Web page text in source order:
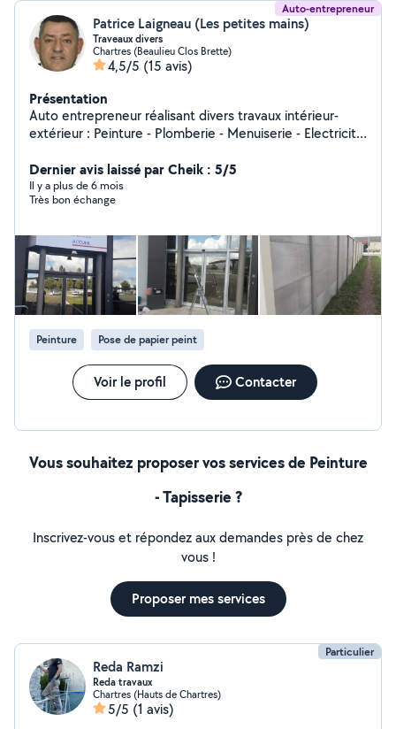
Auto-entrepreneur
Patrice Laigneau (Les petites mains)
Traveaux divers
Chartres (Beaulieu Clos Brette)
4,5/5 (15 avis)
Présentation
Auto entrepreneur réalisant divers travaux intérieur-
extérieur : Peinture - Plomberie - Menuiserie - Electricité
mobilier- Travaux divers de jardinage - remise en
Dernier avis laissé par Cheik : 5/5
Il y a plus de 6 mois
Très bon échange
Peinture Pose de papier peint
Voir le profil Contacter
Vous souhaitez proposer vos services de Peinture
- Tapisserie ?
Inscrivez-vous et répondez aux demandes près de chez
vous !
Proposer mes services
Particulier
Reda Ramzi
Reda travaux
Chartres (Hauts de Chartres)
5/5 (1 avis)